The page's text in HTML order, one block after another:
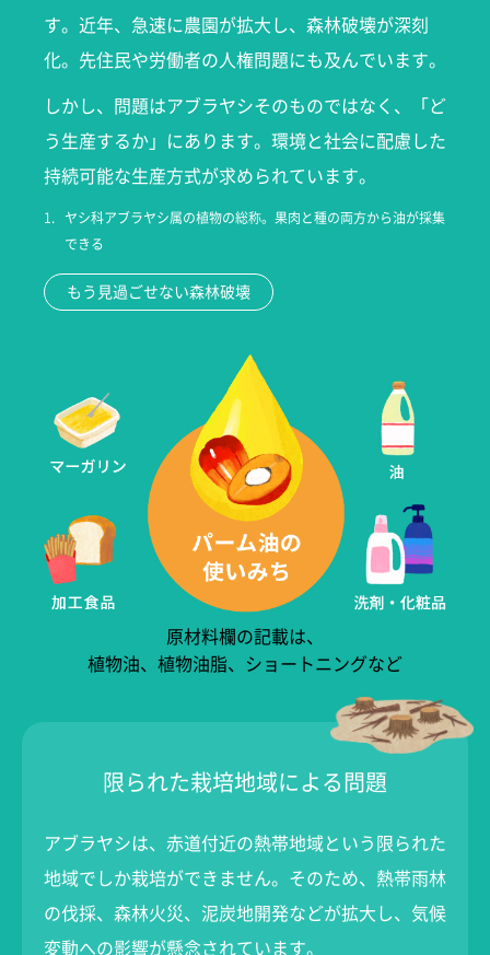
す。近年、急速に農園が拡大し、森林破壊が深刻
化。先住民や労働者の人権問題にも及んでいます。
しかし、問題はアブラヤシそのものではなく、「ど
う生産するか」にあります。環境と社会に配慮した
持続可能な生産方式が求められています。
1.
ヤシ科アブラヤシ属の植物の総称。果肉と種の両方から油が採集
できる
もう見過ごせない森林破壊
原材料欄の記載は、
植物油、植物油脂、ショートニングなど
限られた栽培地域による問題
アブラヤシは、赤道付近の熱帯地域という限られた
地域でしか栽培ができません。そのため、熱帯雨林
の伐採、森林火災、泥炭地開発などが拡大し、気候
変動への影響が懸念されています。